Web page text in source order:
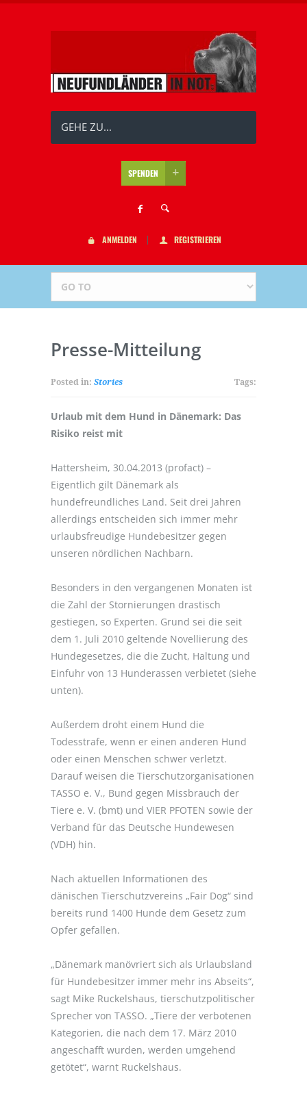
GEHE ZU...
SPENDEN
ANMELDEN REGISTRIEREN
Presse-Mitteilung
Posted in: Stories Tags:
Urlaub mit dem Hund in Dänemark: Das
Risiko reist mit
Hattersheim, 30.04.2013 (profact) –
Eigentlich gilt Dänemark als
hundefreundliches Land. Seit drei Jahren
allerdings entscheiden sich immer mehr
urlaubsfreudige Hundebesitzer gegen
unseren nördlichen Nachbarn.
Besonders in den vergangenen Monaten ist
die Zahl der Stornierungen drastisch
gestiegen, so Experten. Grund sei die seit
dem 1. Juli 2010 geltende Novellierung des
Hundegesetzes, die die Zucht, Haltung und
Einfuhr von 13 Hunderassen verbietet (siehe
unten).
Außerdem droht einem Hund die
Todesstrafe, wenn er einen anderen Hund
oder einen Menschen schwer verletzt.
Darauf weisen die Tierschutzorganisationen
TASSO e. V., Bund gegen Missbrauch der
Tiere e. V. (bmt) und VIER PFOTEN sowie der
Verband für das Deutsche Hundewesen
(VDH) hin.
Nach aktuellen Informationen des
dänischen Tierschutzvereins „Fair Dog“ sind
bereits rund 1400 Hunde dem Gesetz zum
Opfer gefallen.
„Dänemark manövriert sich als Urlaubsland
für Hundebesitzer immer mehr ins Abseits“,
sagt Mike Ruckelshaus, tierschutzpolitischer
Sprecher von TASSO. „Tiere der verbotenen
Kategorien, die nach dem 17. März 2010
angeschafft wurden, werden umgehend
getötet“, warnt Ruckelshaus.